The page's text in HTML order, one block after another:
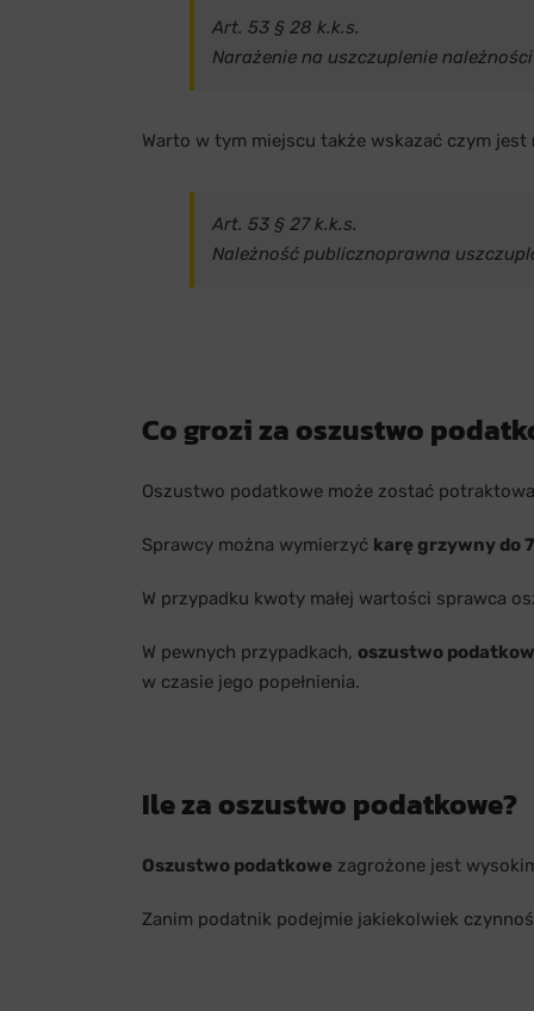
Art. 53 § 28 k.k.s.
Narażenie na uszczuplenie
Warto w tym miejscu także wskazać czym jest
Art. 53 § 27 k.k.s.
Należność publicznoprawna
Co grozi za oszustwo
Oszustwo podatkowe może zostać
Sprawcy można wymierzyć karę grzywny do
W przypadku kwoty małej wartości sprawca
W pewnych przypadkach, oszustwo
w czasie jego popełnienia.
Ile za oszustwo podatkowe?
Oszustwo podatkowe zagrożone jest
Zanim podatnik podejmie jakiekolwiek